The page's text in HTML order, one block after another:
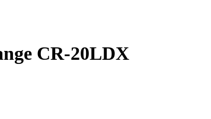
CR-20LDX